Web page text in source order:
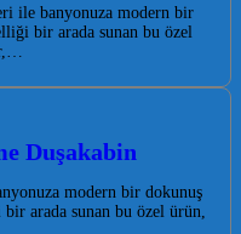
ile banyonuza modern bir
bir arada sunan bu özel
Duşakabin
modern bir dokunuş
arada sunan bu özel ürün,